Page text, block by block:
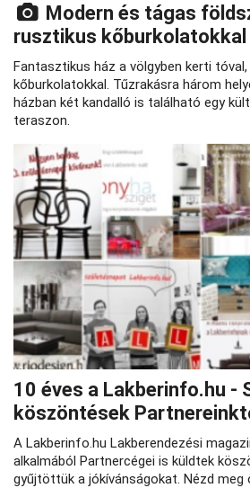
Modern és tágas
rusztikus kőburkolatokkal
Fantasztikus ház a völgyben kerti
kőburkolatokkal. Tűzrakásra három
házban két kandalló is található egy
teraszon.
10 éves a Lakberinfo.hu -
köszöntések
A Lakberinfo.hu Lakberendezési
alkalmából Partnercégei is küldtek
gyűjtöttük a jókívánságokat. Nézd meg